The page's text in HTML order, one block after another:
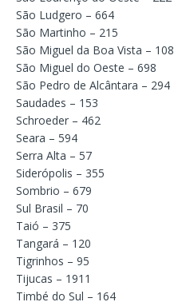
São Ludgero – 664
São Martinho – 215
São Miguel da Boa Vista – 108
São Miguel do Oeste – 698
São Pedro de Alcântara – 294
Saudades – 153
Schroeder – 462
Seara – 594
Serra Alta – 57
Siderópolis – 355
Sombrio – 679
Sul Brasil – 70
Taió – 375
Tangará – 120
Tigrinhos – 95
Tijucas – 1911
Timbé do Sul – 164